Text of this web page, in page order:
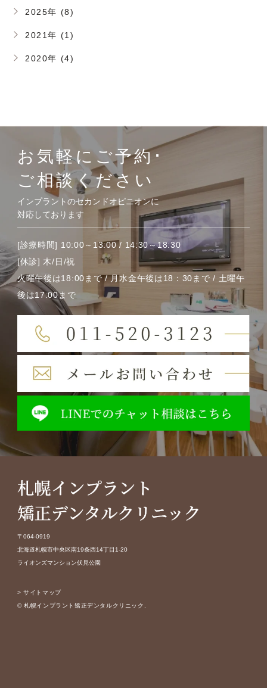
2025年 (8)
2021年 (1)
2020年 (4)
お気軽にご予約･
ご相談ください
インプラントのセカンドオピニオンに
対応しております
[診療時間] 10:00～13:00 / 14:30～18:30
[休診] 木/日/祝
火曜午後は18:00まで / 月水金午後は18：30まで / 土曜午
後は17:00まで
〒064-0919
北海道札幌市中央区南19条西14丁目1-20
ライオンズマンション伏見公園
> サイトマップ
© 札幌インプラント矯正デンタルクリニック.